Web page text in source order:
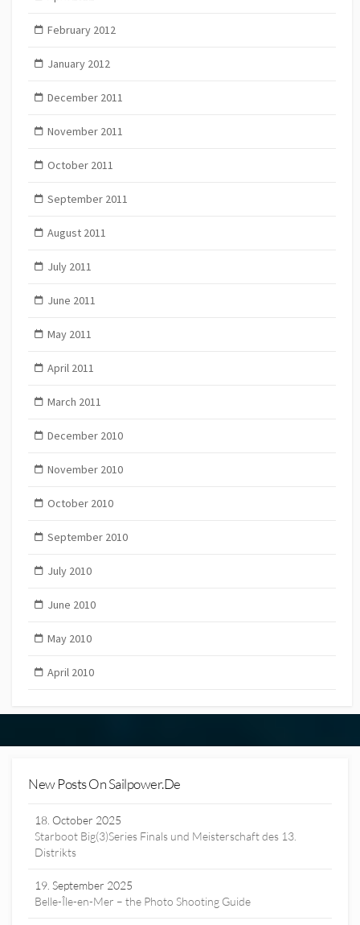
February 2012
January 2012
December 2011
November 2011
October 2011
September 2011
August 2011
July 2011
June 2011
May 2011
April 2011
March 2011
December 2010
November 2010
October 2010
September 2010
July 2010
June 2010
May 2010
April 2010
New Posts On Sailpower.de
18. October 2025
Starboot Big(3)Series Finals und Meisterschaft des 13.
Distrikts
19. September 2025
Belle-Île-en-Mer – the Photo Shooting Guide